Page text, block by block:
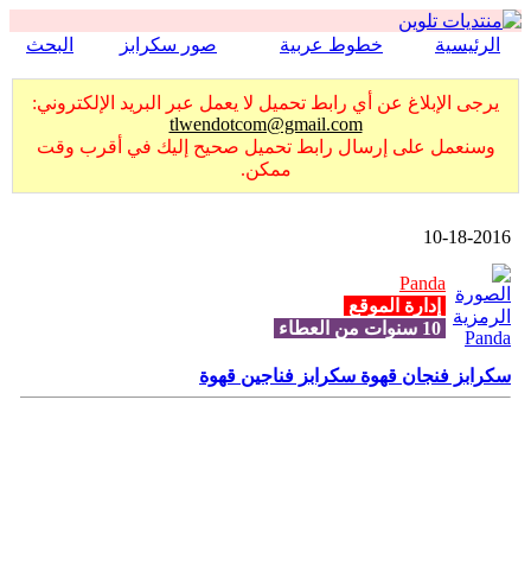
الرئيسية خطوط عربية صور سكرابز البحث
يرجى الإبلاغ عن أي رابط تحميل لا يعمل عبر البريد الإلكتروني:
tlwendotcom@gmail.com
وسنعمل على إرسال رابط تحميل صحيح إليك في أقرب وقت
ممكن.
10-18-2016
Panda
إدارة الموقع
سكرابز فنجان قهوة سكرابز فناجين قهوة